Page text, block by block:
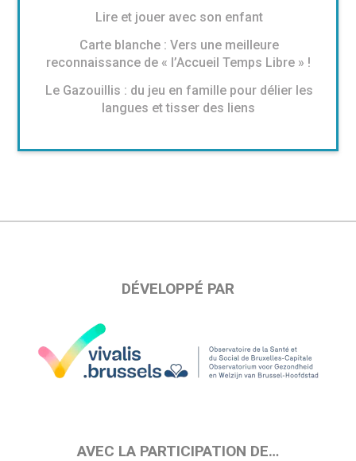
Lire et jouer avec son enfant
Carte blanche : Vers une meilleure
reconnaissance de « l’Accueil Temps Libre » !
Le Gazouillis : du jeu en famille pour délier les
langues et tisser des liens
DÉVELOPPÉ PAR
AVEC LA PARTICIPATION DE…